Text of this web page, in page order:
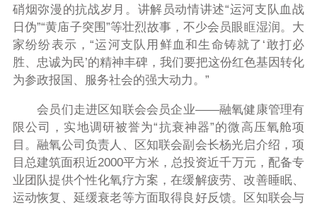
硝烟弥漫的抗战岁月。讲解员动情讲述“运河支队血战
日伪”“黄庙子突围”等壮烈故事，不少会员眼眶湿润。大
家纷纷表示，“运河支队用鲜血和生命铸就了‘敢打必
胜、忠诚为民’的精神丰碑，我们要把这份红色基因转化
为参政报国、服务社会的强大动力。”
会员们走进区知联会会员企业——融氧健康管理有
限公司，实地调研被誉为“抗衰神器”的微高压氧舱项
目。融氧公司负责人、区知联会副会长杨光启介绍，项
目总建筑面积近2000平方米，总投资近千万元，配备专
业团队提供个性化氧疗方案，在缓解疲劳、改善睡眠、
运动恢复、延缓衰老等方面取得良好反馈。区知联会与